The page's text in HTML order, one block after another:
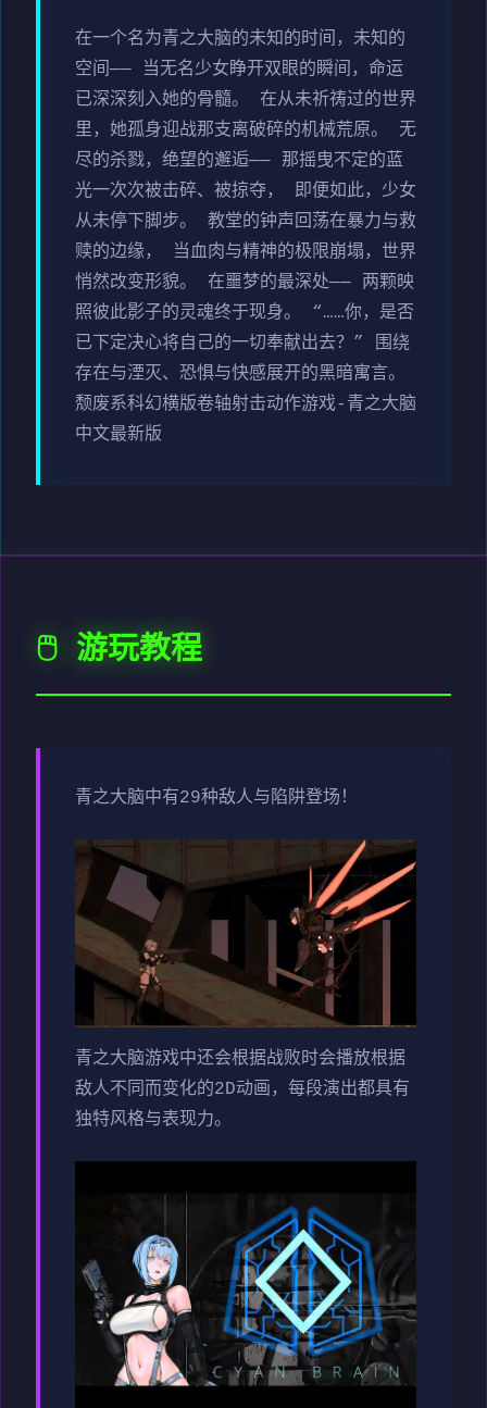
在一个名为青之大脑的未知的时间，未知的
空间—— 当无名少女睁开双眼的瞬间，命运
已深深刻入她的骨髓。 在从未祈祷过的世界
里，她孤身迎战那支离破碎的机械荒原。 无
尽的杀戮，绝望的邂逅—— 那摇曳不定的蓝
光一次次被击碎、被掠夺， 即便如此，少女
从未停下脚步。 教堂的钟声回荡在暴力与救
赎的边缘， 当血肉与精神的极限崩塌，世界
悄然改变形貌。 在噩梦的最深处—— 两颗映
照彼此影子的灵魂终于现身。 “……你，是否
已下定决心将自己的一切奉献出去？” 围绕
存在与湮灭、恐惧与快感展开的黑暗寓言。
颓废系科幻横版卷轴射击动作游戏-青之大脑
中文最新版
🖱️ 游玩教程
青之大脑中有29种敌人与陷阱登场！
青之大脑游戏中还会根据战败时会播放根据
敌人不同而变化的2D动画，每段演出都具有
独特风格与表现力。